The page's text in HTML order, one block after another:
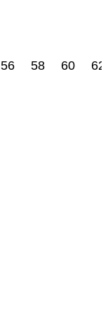
56 58 60 62